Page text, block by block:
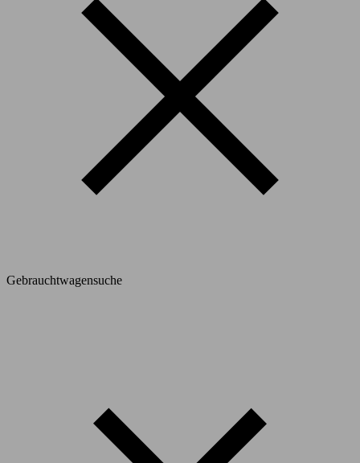
Gebrauchtwagensuche